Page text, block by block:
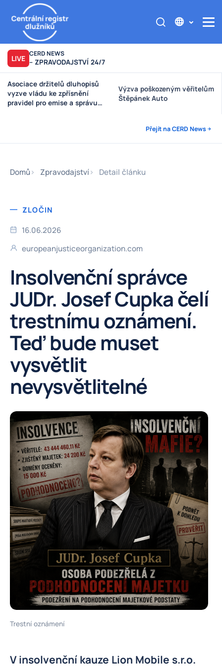
LIVE CERD NEWS
– ZPRAVODAJSTVÍ 24/7
Asociace držitelů dluhopisů
vyzve vládu ke zpřísnění
pravidel pro emise a správu
Výzva poškozeným věřitelům
Štěpánek Auto
Přejít na CERD News
Domů Zpravodajství Detail článku
ZLOČIN
16.06.2026
europeanjusticeorganization.com
Insolvenční správce
JUDr. Josef Cupka čelí
trestnímu oznámení.
Teď bude muset
vysvětlit
nevysvětlitelné
Trestní oznámení
V insolvenční kauze Lion Mobile s.r.o.